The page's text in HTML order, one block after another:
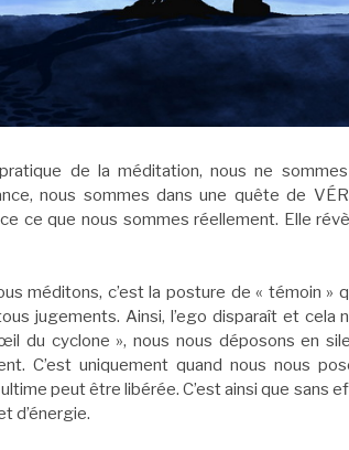
de la méditation, nous ne
nous sommes dans une quête de
ce que nous sommes réellement. Elle
méditons, c’est la posture de « témoin »
jugements. Ainsi, l’ego disparaît et cela
du cyclone », nous nous déposons en
C’est uniquement quand nous nous
peut être libérée. C’est ainsi que sans
d’énergie.